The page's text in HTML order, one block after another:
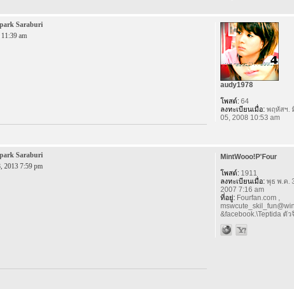
Saraburi
am
audy1978
โพสต์:64
ลงทะเบียนเมื่อ:พฤหัสฯ.
05, 2008 10:53 am
Saraburi
7:59 pm
MintWooo!P'Four
โพสต์:1911
ลงทะเบียนเมื่อ:พุธ พ.ค.
2007 7:16 am
ที่อยู่:Fourfan.com ,
&facebook.\Teptida ตัว